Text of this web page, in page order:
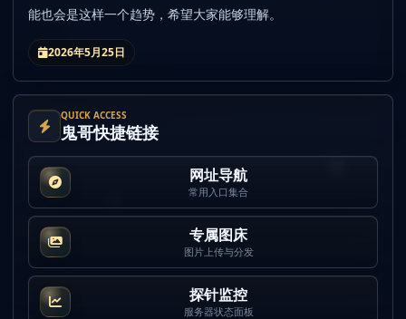
能也会是这样一个趋势，希望大家能够理解。
2026年5月25日
QUICK ACCESS
鬼哥快捷链接
网址导航
常用入口集合
专属图床
图片上传与分发
探针监控
服务器状态面板